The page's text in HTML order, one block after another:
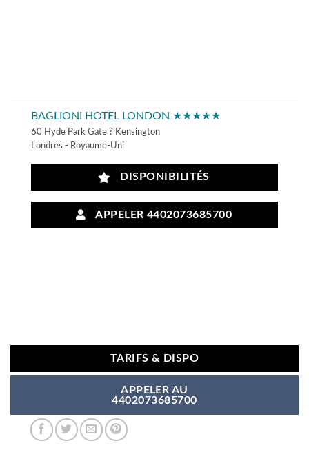
BAGLIONI HOTEL LONDON ★★★★★
60 Hyde Park Gate ? Kensington
Londres - Royaume-Uni
DISPONIBILITÉS
APPELER 4402073685700
TARIFS & DISPO
APPELER AU
4402073685700